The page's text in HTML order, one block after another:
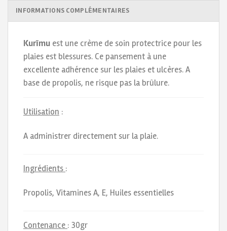
INFORMATIONS COMPLÉMENTAIRES
Kurīmu est une crème de soin protectrice pour les
plaies est blessures. Ce pansement à une
excellente adhérence sur les plaies et ulcères. A
base de propolis, ne risque pas la brûlure.
Utilisation :
A administrer directement sur la plaie.
Ingrédients :
Propolis, Vitamines A, E, Huiles essentielles
Contenance : 30gr